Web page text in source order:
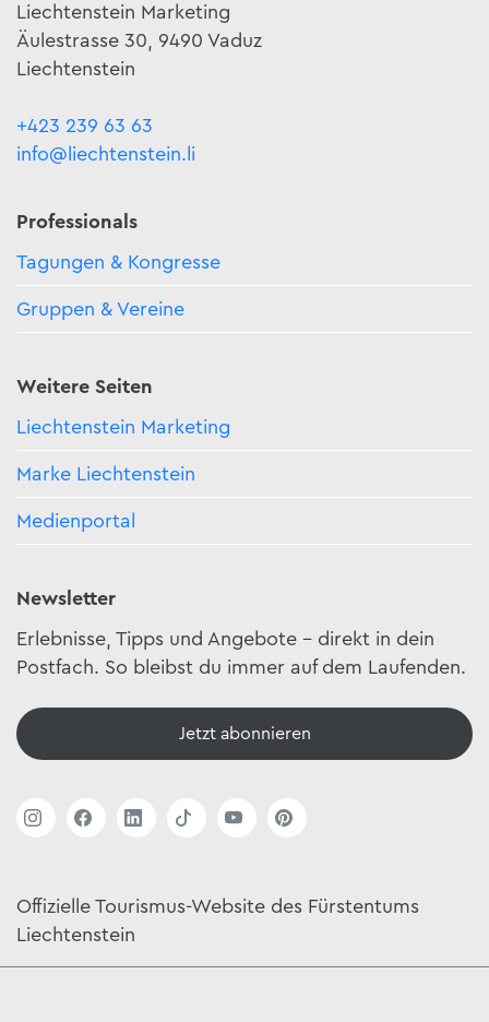
Liechtenstein Marketing
Äulestrasse 30, 9490 Vaduz
Liechtenstein
+423 239 63 63
info@liechtenstein.li
Professionals
Tagungen & Kongresse
Gruppen & Vereine
Weitere Seiten
Liechtenstein Marketing
Marke Liechtenstein
Medienportal
Newsletter
Erlebnisse, Tipps und Angebote – direkt in dein
Postfach. So bleibst du immer auf dem Laufenden.
Jetzt abonnieren
Offizielle Tourismus-Website des Fürstentums
Liechtenstein